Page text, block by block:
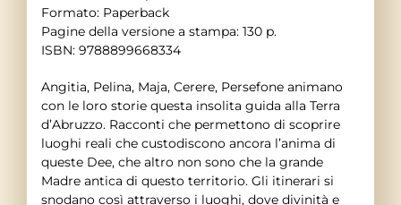
Formato: Paperback
Pagine della versione a stampa: 130 p.
ISBN: 9788899668334
Angitia, Pelina, Maja, Cerere, Persefone animano
con le loro storie questa insolita guida alla Terra
d’Abruzzo. Racconti che permettono di scoprire
luoghi reali che custodiscono ancora l’anima di
queste Dee, che altro non sono che la grande
Madre antica di questo territorio. Gli itinerari si
snodano così attraverso i luoghi, dove divinità e